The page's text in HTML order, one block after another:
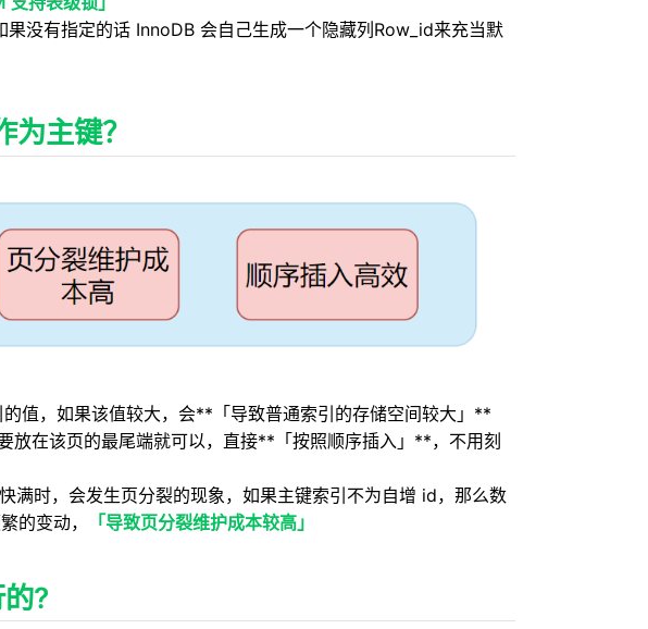
果没有指定的话 InnoDB 会自己生成一个隐藏列Row_id来充当默
主键？
值，如果该值较大，会**「导致普通索引的存储空间较大」**
放在该页的最尾端就可以，直接**「按照顺序插入」**，不用刻
满时，会发生页分裂的现象，如果主键索引不为自增 id，那么数
的变动，
「导致页分裂维护成本较高」
?